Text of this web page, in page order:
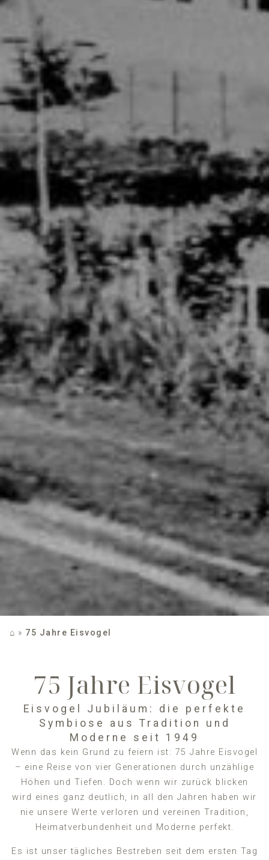
⌂ » 75 Jahre Eisvogel
75 Jahre Eisvogel
Eisvogel Jubiläum: die perfekte
Symbiose aus Tradition und
Moderne seit 1949
Wenn das kein Grund zu feiern ist: 75 Jahre Eisvogel
– eine Reise von vier Generationen durch unzählige
Höhen und Tiefen. Doch wenn wir zurück blicken
wird eines ganz deutlich, in all den Jahren haben wir
nie unsere Werte verloren und vereinen Tradition,
Heimatverbundenheit und Moderne perfekt.
Es ist unser tägliches Bestreben seit dem ersten Tag